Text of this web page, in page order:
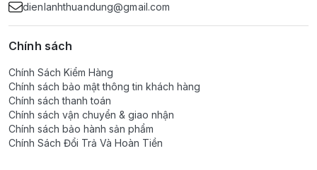
dienlanhthuandung@gmail.com
Chính sách
Chính Sách Kiểm Hàng
Chính sách bảo mật thông tin khách hàng
Chính sách thanh toán
Chính sách vận chuyển & giao nhận
Chính sách bảo hành sản phẩm
Chính Sách Đổi Trả Và Hoàn Tiền